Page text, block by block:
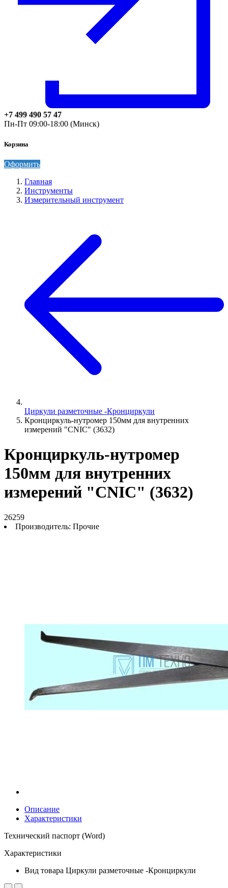
+7 499 490 57 47
Пн-Пт 09:00-18:00 (Минск)
Корзина
Оформить
Главная
Инструменты
Измерительный инструмент
Циркули разметочные -Кронциркули
Кронциркуль-нутромер 150мм для внутренних
измерений "CNIC" (3632)
Кронциркуль-нутромер
150мм для внутренних
измерений "CNIC" (3632)
26259
Производитель: Прочие
Описание
Характеристики
Технический паспорт (Word)
Характеристики
Вид товара Циркули разметочные -Кронциркули